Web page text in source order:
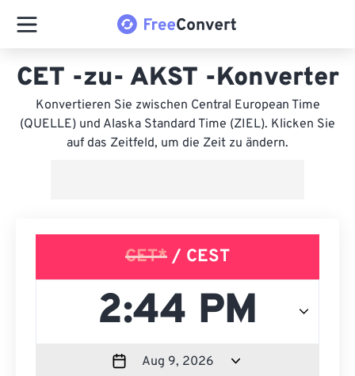
CET -zu- AKST -Konverter
Konvertieren Sie zwischen Central European Time
(QUELLE) und Alaska Standard Time (ZIEL). Klicken Sie
auf das Zeitfeld, um die Zeit zu ändern.
CET* / CEST